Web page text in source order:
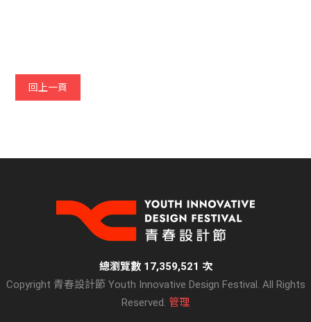
回上一頁
總瀏覽數 17,359,521 次
Copyright 青春設計節 Youth Innovative Design Festival. All Rights
Reserved. 管理